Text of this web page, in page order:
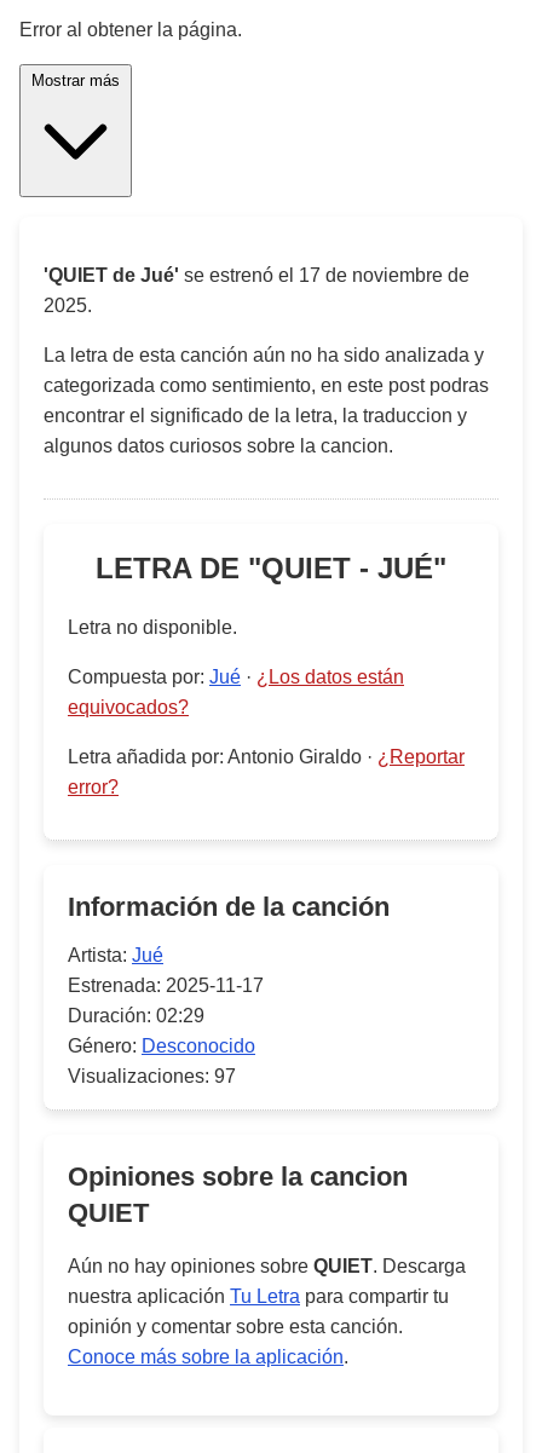
Error al obtener la página.
'QUIET de Jué' se estrenó el 17 de noviembre de
2025.
La letra de esta canción aún no ha sido analizada y
categorizada como sentimiento, en este post podras
encontrar el significado de la letra, la traduccion y
algunos datos curiosos sobre la cancion.
LETRA DE "QUIET - JUÉ"
Letra no disponible.
Compuesta por: Jué · ¿Los datos están
equivocados?
Letra añadida por: Antonio Giraldo · ¿Reportar
error?
Información de la canción
Artista: Jué
Estrenada: 2025-11-17
Duración: 02:29
Género: Desconocido
Visualizaciones: 97
Opiniones sobre la cancion
QUIET
Aún no hay opiniones sobre QUIET. Descarga
nuestra aplicación Tu Letra para compartir tu
opinión y comentar sobre esta canción.
Conoce más sobre la aplicación.